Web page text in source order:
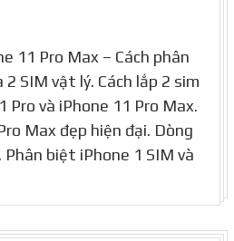
11 Pro Max – Cách phân
SIM vật lý. Cách lắp 2 sim
Pro và iPhone 11 Pro Max.
Max đẹp hiện đại. Dòng
Phân biệt iPhone 1 SIM và